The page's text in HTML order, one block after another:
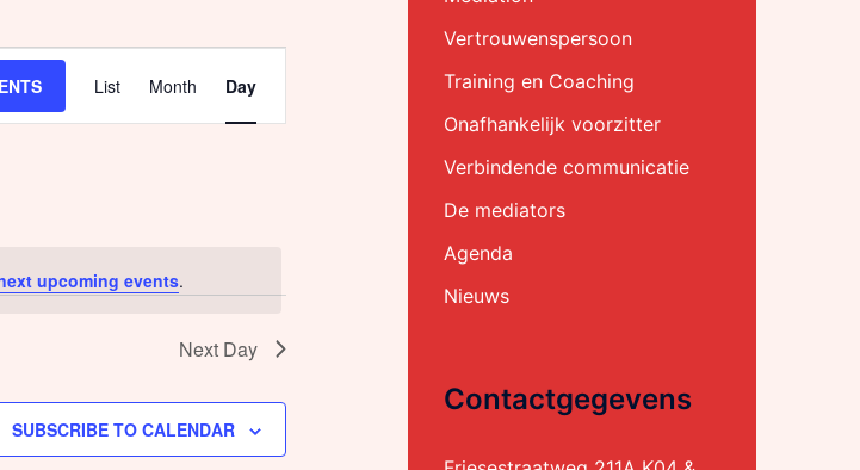
upcoming events.
Event
List Month Day
Next Day
SUBSCRIBE TO CALENDAR
Vertrouwenspersoon
Training en Coaching
Onafhankelijk voorzitter
Verbindende communicatie
De mediators
Agenda
Nieuws
Contactgegevens